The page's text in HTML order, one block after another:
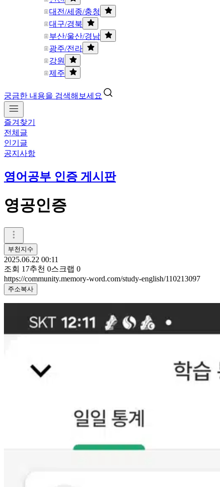
대전/세종/충청
대구/경북
부산/울산/경남
광주/전라
강원
제주
궁금한 내용을 검색해보세요
즐겨찾기
전체글
인기글
공지사항
영어공부 인증 게시판
영공인증
부천지수
2025.06.22 00:11
조회 17추천 0스크랩 0
https://community.memory-word.com/study-english/110213097
주소복사